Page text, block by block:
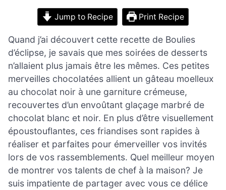
Jump to Recipe Print Recipe
Quand j’ai découvert cette recette de Boulies
d’éclipse, je savais que mes soirées de desserts
n’allaient plus jamais être les mêmes. Ces petites
merveilles chocolatées allient un gâteau moelleux
au chocolat noir à une garniture crémeuse,
recouvertes d’un envoûtant glaçage marbré de
chocolat blanc et noir. En plus d’être visuellement
époustouflantes, ces friandises sont rapides à
réaliser et parfaites pour émerveiller vos invités
lors de vos rassemblements. Quel meilleur moyen
de montrer vos talents de chef à la maison? Je
suis impatiente de partager avec vous ce délice